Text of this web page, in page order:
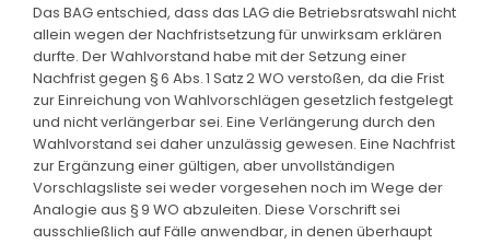
Das BAG entschied, dass das LAG die Betriebsratswahl nicht
allein wegen der Nachfristsetzung für unwirksam erklären
durfte. Der Wahlvorstand habe mit der Setzung einer
Nachfrist gegen § 6 Abs. 1 Satz 2 WO verstoßen, da die Frist
zur Einreichung von Wahlvorschlägen gesetzlich festgelegt
und nicht verlängerbar sei. Eine Verlängerung durch den
Wahlvorstand sei daher unzulässig gewesen. Eine Nachfrist
zur Ergänzung einer gültigen, aber unvollständigen
Vorschlagsliste sei weder vorgesehen noch im Wege der
Analogie aus § 9 WO abzuleiten. Diese Vorschrift sei
ausschließlich auf Fälle anwendbar, in denen überhaupt